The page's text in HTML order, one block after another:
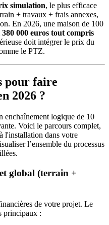
simulation, le plus efficace
+ travaux + frais annexes,
En 2026, une maison de 100
380 000 euros tout compris
doit intégrer le prix du
le PTZ.
pour faire
2026 ?
enchaînement logique de 10
Voici le parcours complet,
l'installation dans votre
l’ensemble du processus
global (terrain +
de votre projet. Le
principaux :